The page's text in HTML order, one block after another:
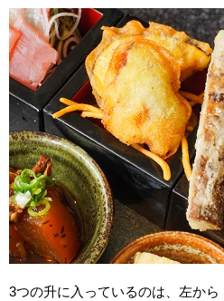
3つの升に入っているのは、左から